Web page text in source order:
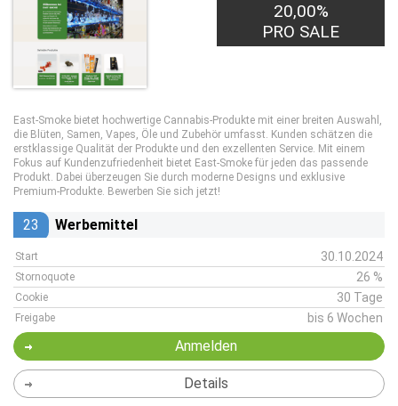
20,00%
PRO SALE
East-Smoke bietet hochwertige Cannabis-Produkte mit einer breiten Auswahl,
die Blüten, Samen, Vapes, Öle und Zubehör umfasst. Kunden schätzen die
erstklassige Qualität der Produkte und den exzellenten Service. Mit einem
Fokus auf Kundenzufriedenheit bietet East-Smoke für jeden das passende
Produkt. Dabei überzeugen Sie durch moderne Designs und exklusive
Premium-Produkte. Bewerben Sie sich jetzt!
23 Werbemittel
Start 30.10.2024
Stornoquote 26 %
Cookie 30 Tage
Freigabe bis 6 Wochen
Anmelden
Details